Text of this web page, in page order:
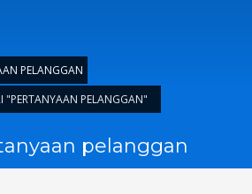
PELANGGAN
"PERTANYAAN PELANGGAN"
pelanggan